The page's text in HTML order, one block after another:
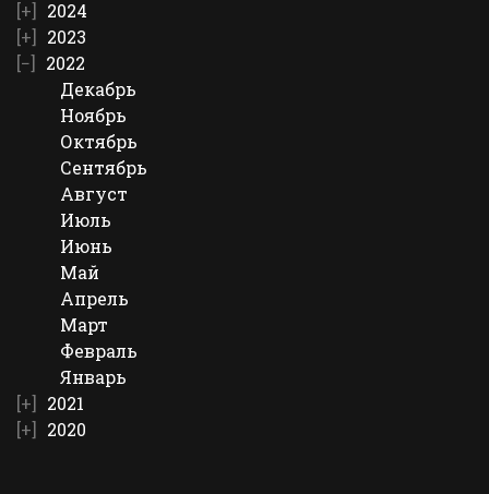
2024
2023
2022
Декабрь
Ноябрь
Октябрь
Сентябрь
Август
Июль
Июнь
Май
Апрель
Март
Февраль
Январь
2021
2020